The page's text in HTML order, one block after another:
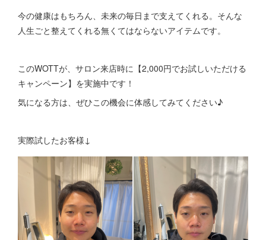
今の健康はもちろん、未来の毎日まで支えてくれる。そんな
人生ごと整えてくれる無くてはならないアイテムです。
このWOTTが、サロン来店時に【2,000円でお試しいただける
キャンペーン】を実施中です！
気になる方は、ぜひこの機会に体感してみてください♪
実際試したお客様↓